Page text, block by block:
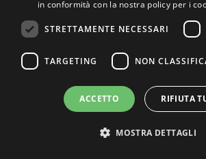
predetta.Informativa privacy
GraficaeFoto Partner
in conformità con la nostra policy per i
STRETTAMENTE NECESSARI
TARGETING NON
ACCETTO RIFIUTA
MOSTRA DETTAGLI